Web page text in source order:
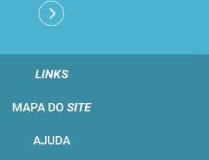
LINKS
MAPA DO SITE
AJUDA